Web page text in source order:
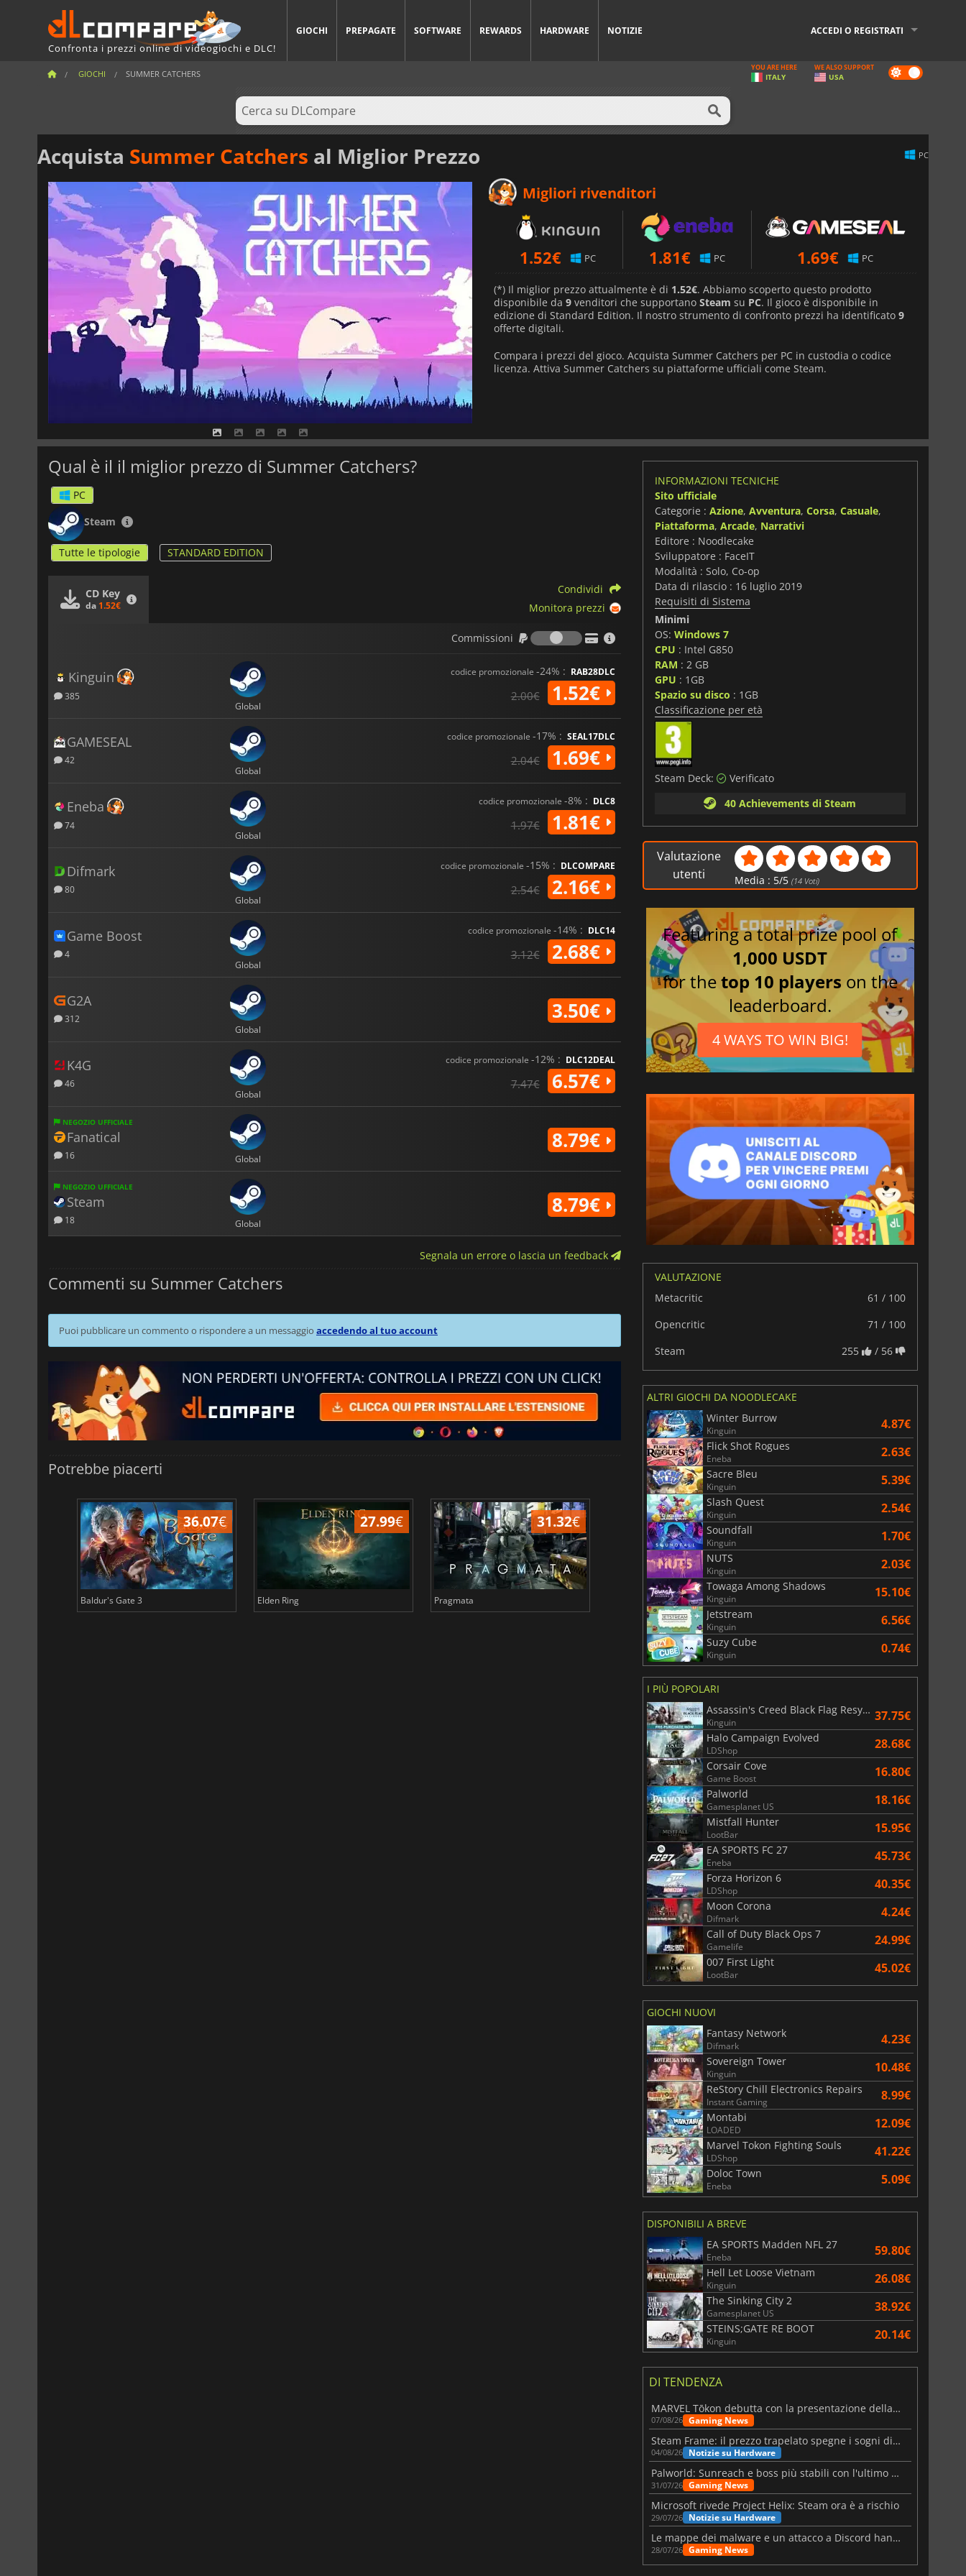
Confronta i prezzi online di videogiochi e DLC!
GIOCHI PREPAGATE SOFTWARE REWARDS HARDWARE NOTIZIE ACCEDI O REGISTRATI
GIOCHI SUMMER CATCHERS Dark
mode
YOU ARE HERE
ITALY
WE ALSO SUPPORT
USA
Acquista Summer Catchers al Miglior Prezzo PC
Migliori rivenditori
1.52€ PC 1.81€ PC 1.69€ PC
(*) Il miglior prezzo attualmente è di 1.52€. Abbiamo scoperto questo prodotto
disponibile da 9 venditori che supportano Steam su PC. Il gioco è disponibile in
edizione di Standard Edition. Il nostro strumento di confronto prezzi ha identificato 9
offerte digitali.
Compara i prezzi del gioco. Acquista Summer Catchers per PC in custodia o codice
licenza. Attiva Summer Catchers su piattaforme ufficiali come Steam.
Qual è il il miglior prezzo di Summer Catchers?
PC
Steam
Tutte le tipologie STANDARD EDITION
CD Key
da 1.52€
Condividi
Monitora prezzi
Commissioni
Commissioni
Kinguin
385
Global
codice promozionale -24% : RAB28DLC
2.00€ 1.52€
GAMESEAL
42
Global
codice promozionale -17% : SEAL17DLC
2.04€ 1.69€
Eneba
74
Global
codice promozionale -8% : DLC8
1.97€ 1.81€
Difmark
80
Global
codice promozionale -15% : DLCOMPARE
2.54€ 2.16€
Game Boost
4
Global
codice promozionale -14% : DLC14
3.12€ 2.68€
G2A
312
Global
3.50€
K4G
46
Global
codice promozionale -12% : DLC12DEAL
7.47€ 6.57€
NEGOZIO UFFICIALE
Fanatical
16 Global
8.79€
NEGOZIO UFFICIALE
Steam
18 Global
8.79€
Segnala un errore o lascia un feedback
Commenti su Summer Catchers
Puoi pubblicare un commento o rispondere a un messaggio accedendo al tuo account
Potrebbe piacerti
36.07€
Baldur's Gate 3
27.99€
Elden Ring
31.32€
Pragmata
6.75€
Total War WARHAMMER 3
15.48
INFORMAZIONI TECNICHE
Sito ufficiale
Categorie : Azione, Avventura, Corsa, Casuale,
Piattaforma, Arcade, Narrativi
Editore : Noodlecake
Sviluppatore : FaceIT
Modalità : Solo, Co-op
Data di rilascio : 16 luglio 2019
Requisiti di Sistema
Minimi
OS: Windows 7
CPU : Intel G850
RAM : 2 GB
GPU : 1GB
Spazio su disco : 1GB
Classificazione per età
Steam Deck:
Verificato
40 Achievements di Steam
Valutazione
utenti
Media : 5/5 (14 Voti)
Featuring a total prize pool of
1,000 USDT
for thetop 10 players on the
leaderboard.
4 WAYS TO WIN BIG!
VALUTAZIONE
Metacritic
61 / 100
Opencritic
71 / 100
Steam
255 / 56
ALTRI GIOCHI DA NOODLECAKE
Winter Burrow
Kinguin 4.87€
Flick Shot Rogues
Eneba 2.63€
Sacre Bleu
Kinguin 5.39€
Slash Quest
Kinguin 2.54€
Soundfall
Kinguin 1.70€
NUTS
Kinguin 2.03€
Towaga Among Shadows
Kinguin 15.10€
Jetstream
Kinguin 6.56€
Suzy Cube
Kinguin 0.74€
I PIÙ POPOLARI
Assassin's Creed Black Flag Resynced
Kinguin 37.75€
Halo Campaign Evolved
LDShop 28.68€
Corsair Cove
Game Boost 16.80€
Palworld
Gamesplanet US 18.16€
Mistfall Hunter
LootBar 15.95€
EA SPORTS FC 27
Eneba 45.73€
Forza Horizon 6
LDShop 40.35€
Moon Corona
Difmark 4.24€
Call of Duty Black Ops 7
Gamelife 24.99€
007 First Light
LootBar 45.02€
GIOCHI NUOVI
Fantasy Network
Difmark 4.23€
Sovereign Tower
Kinguin 10.48€
ReStory Chill Electronics Repairs
Instant Gaming 8.99€
Montabi
LOADED 12.09€
Marvel Tokon Fighting Souls
LDShop 41.22€
Doloc Town
Eneba 5.09€
DISPONIBILI A BREVE
EA SPORTS Madden NFL 27
Eneba 59.80€
Hell Let Loose Vietnam
Kinguin 26.08€
The Sinking City 2
Gamesplanet US 38.92€
STEINS;GATE RE BOOT
Kinguin 20.14€
DI TENDENZA
MARVEL Tōkon debutta con la presentazione della roadmap per il primo anno
07/08/26 Gaming News
Steam Frame: il prezzo trapelato spegne i sogni di un VR economico
04/08/26 Notizie su Hardware
Palworld: Sunreach e boss più stabili con l'ultimo update
31/07/26 Gaming News
Microsoft rivede Project Helix: Steam ora è a rischio
29/07/26 Notizie su Hardware
Le mappe dei malware e un attacco a Discord hanno colpito Meccha Chameleon
28/07/26 Gaming News